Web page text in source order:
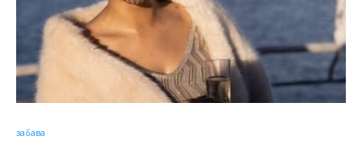
забава